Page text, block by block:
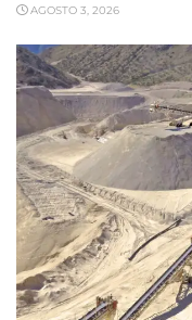
AGOSTO 3, 2026